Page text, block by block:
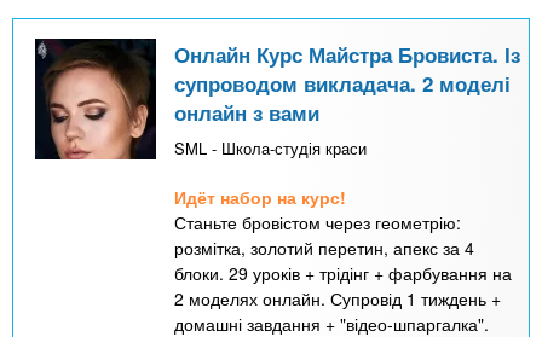
o
Онлайн Курс Майстра Бровиста. Із
супроводом викладача. 2 моделі
онлайн з вами
SML - Школа-студія краси
Идёт набор на курс!
Станьте бровістом через геометрію:
розмітка, золотий перетин, апекс за 4
блоки. 29 уроків + трідінг + фарбування на
2 моделях онлайн. Супровід 1 тиждень +
домашні завдання + "відео-шпаргалка".